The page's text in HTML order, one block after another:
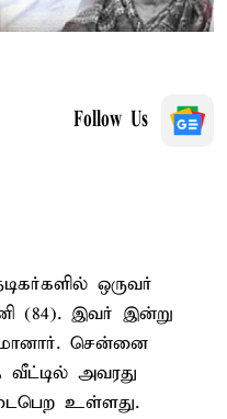
Follow Us
ஒருவர்
(84). இவர் இன்று
சென்னை
அவரது
உள்ளது.